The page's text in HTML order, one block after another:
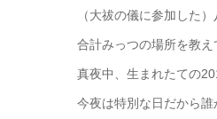
（大祓の儀に参加した
合計みっつの場所を教え
真夜中、生まれたての
今夜は特別な日だから誰